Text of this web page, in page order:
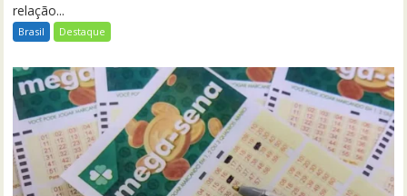
relação...
Brasil Destaque